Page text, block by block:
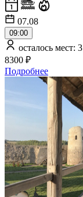
07.08
09:00
осталось мест: 3
8300 ₽
Подробнее